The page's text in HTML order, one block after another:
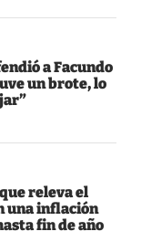
a Facundo
un brote, lo
releva el
una inflación
fin de año